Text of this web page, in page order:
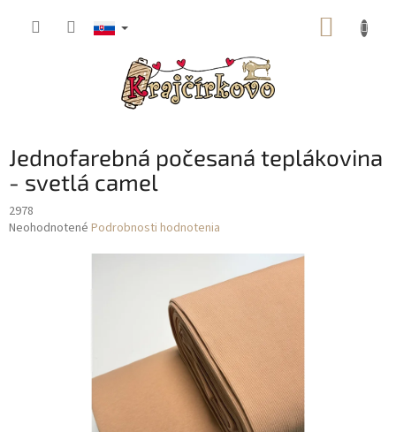
Jednofarebná počesaná teplákovina
- svetlá camel
2978
Priemerné
Neohodnotené Podrobnosti hodnotenia